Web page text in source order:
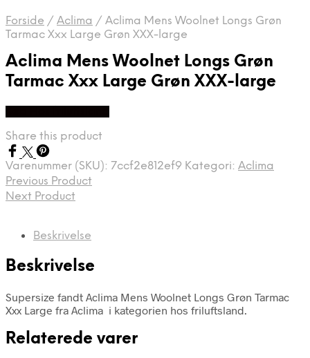
Forside / Aclima / Aclima Mens Woolnet Longs Grøn
Tarmac Xxx Large Grøn XXX-large
Aclima Mens Woolnet Longs Grøn
Tarmac Xxx Large Grøn XXX-large
Share this product
Varenummer (SKU): 7ccf2e812ef9 Kategori: Aclima
Previous Product
Next Product
Beskrivelse
Beskrivelse
Supersize fandt Aclima Mens Woolnet Longs Grøn Tarmac
Xxx Large fra Aclima i kategorien hos friluftsland.
Relaterede varer